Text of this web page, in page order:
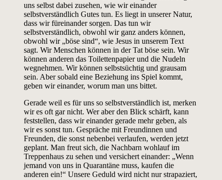
uns selbst dabei zusehen, wie wir einander
selbstverständlich Gutes tun. Es liegt in unserer Natur,
dass wir füreinander sorgen. Das tun wir
selbstverständlich, obwohl wir ganz anders können,
obwohl wir „böse sind“, wie Jesus in unserem Text
sagt. Wir Menschen können in der Tat böse sein. Wir
können anderen das Toilettenpapier und die Nudeln
wegnehmen. Wir können selbstsüchtig und grausam
sein. Aber sobald eine Beziehung ins Spiel kommt,
geben wir einander, worum man uns bittet.
Gerade weil es für uns so selbstverständlich ist, merken
wir es oft gar nicht. Wer aber den Blick schärft, kann
feststellen, dass wir einander gerade mehr geben, als
wir es sonst tun. Gespräche mit Freundinnen und
Freunden, die sonst nebenbei verlaufen, werden jetzt
geplant. Man freut sich, die Nachbarn wohlauf im
Treppenhaus zu sehen und versichert einander: „Wenn
jemand von uns in Quarantäne muss, kaufen die
anderen ein!“ Unsere Geduld wird nicht nur strapaziert,